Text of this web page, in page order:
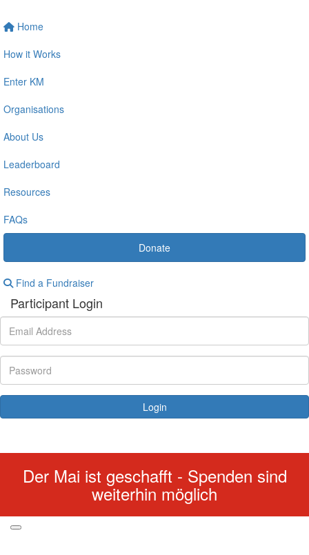
Home
How it Works
Enter KM
Organisations
About Us
Leaderboard
Resources
FAQs
Donate
Find a Fundraiser
Participant Login
Login
Der Mai ist geschafft - Spenden sind
weiterhin möglich